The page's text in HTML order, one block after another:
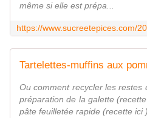
même si elle est prépa...
Ou comment recycler les restes
préparation de la galette
pâte feuilletée rapide (recette ici